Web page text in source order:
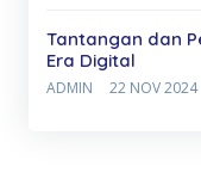
Tantangan dan
Era Digital
ADMIN 22 NOV 2024